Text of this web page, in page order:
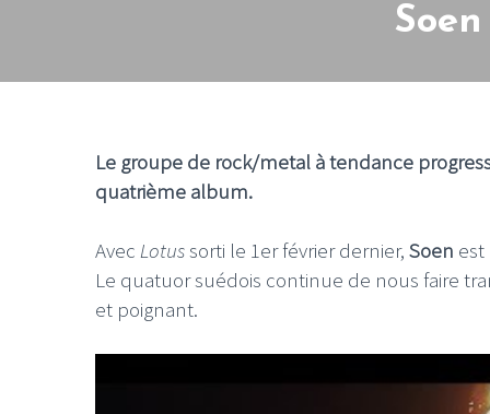
Le groupe de rock/metal à tendance
quatrième album.
Avec Lotussorti le 1er février dernier, Soen est
Le quatuor suédois continue de nous faire
et poignant.